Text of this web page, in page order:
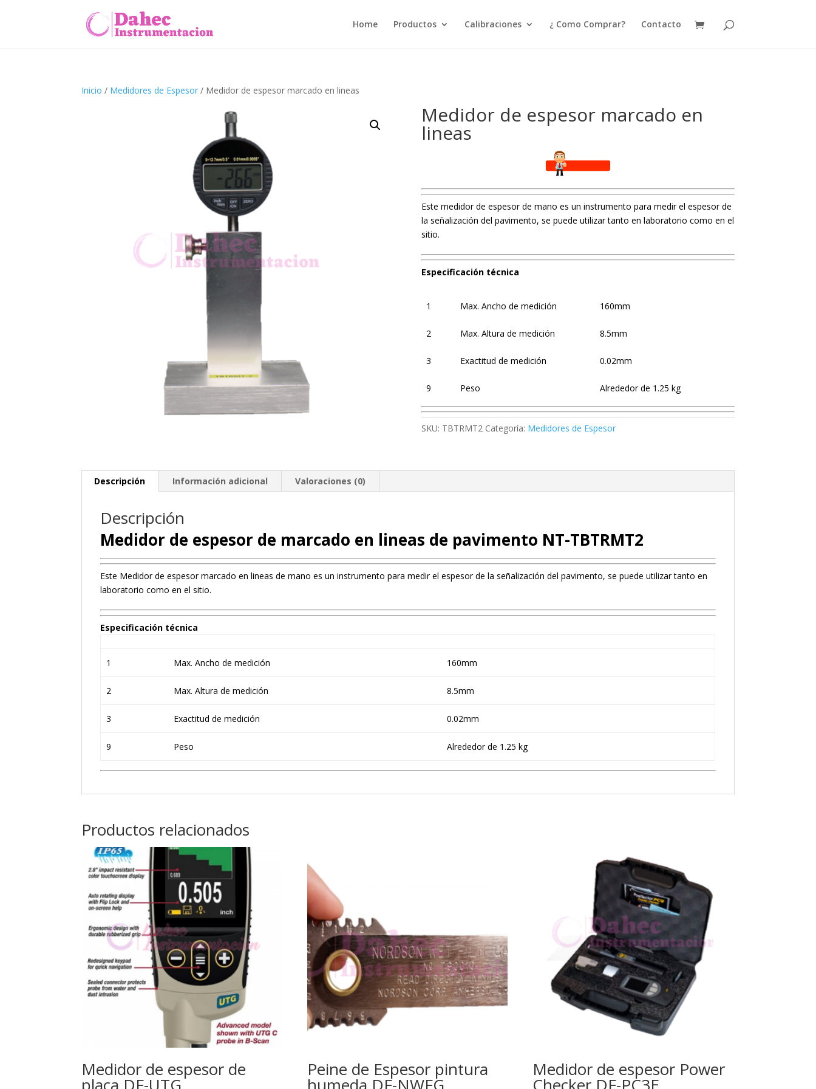
Home Productos Calibraciones ¿ Como Comprar? Contacto
Inicio / Medidores de Espesor / Medidor de espesor marcado en lineas
Medidor de espesor marcado en
lineas
Este medidor de espesor de mano es un instrumento para medir el espesor de
la señalización del pavimento, se puede utilizar tanto en laboratorio como en el
sitio.
Especificación técnica
1 Max. Ancho de medición 160mm
2 Max. Altura de medición 8.5mm
3 Exactitud de medición 0.02mm
9 Peso Alrededor de 1.25 kg
SKU: TBTRMT2 Categoría: Medidores de Espesor
Descripción Información adicional Valoraciones (0)
Descripción
Medidor de espesor de marcado en lineas de pavimento NT-TBTRMT2
Este Medidor de espesor marcado en lineas de mano es un instrumento para medir el espesor de la señalización del pavimento, se puede utilizar tanto en
laboratorio como en el sitio.
Especificación técnica
1 Max. Ancho de medición 160mm
2 Max. Altura de medición 8.5mm
3 Exactitud de medición 0.02mm
9 Peso Alrededor de 1.25 kg
Productos relacionados
Medidor de espesor de Peine de Espesor pintura Medidor de espesor Power